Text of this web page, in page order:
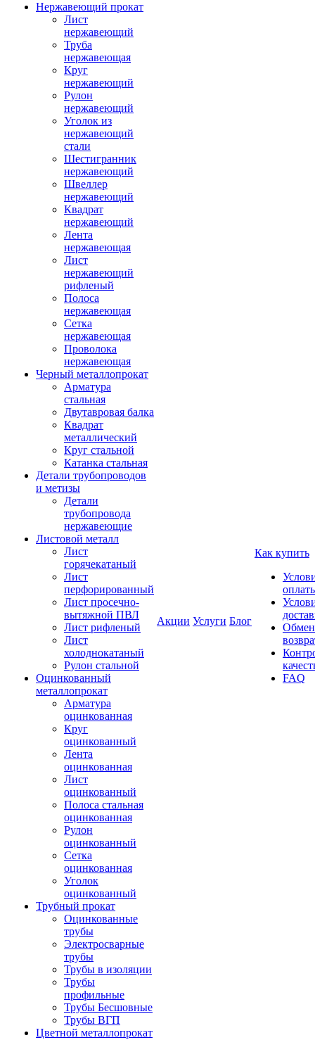
Нержавеющий прокат
Лист
нержавеющий
Труба
нержавеющая
Круг
нержавеющий
Рулон
нержавеющий
Уголок из
нержавеющий
стали
Шестигранник
нержавеющий
Швеллер
нержавеющий
Квадрат
нержавеющий
Лента
нержавеющая
Лист
нержавеющий
рифленый
Полоса
нержавеющая
Сетка
нержавеющая
Проволока
нержавеющая
Черный металлопрокат
Арматура
стальная
Двутавровая балка
Квадрат
металлический
Круг стальной
Катанка стальная
Детали трубопроводов
и метизы
Детали
трубопровода
нержавеющие
Листовой металл
Лист
горячекатаный
Лист
перфорированный
Лист просечно-
вытяжной ПВЛ
Лист рифленый
Лист
холоднокатаный
Рулон стальной
Оцинкованный
металлопрокат
Арматура
оцинкованная
Круг
оцинкованный
Лента
оцинкованная
Лист
оцинкованный
Полоса стальная
оцинкованная
Рулон
оцинкованный
Сетка
оцинкованная
Уголок
оцинкованный
Трубный прокат
Оцинкованные
трубы
Электросварные
трубы
Трубы в изоляции
Трубы
профильные
Трубы Бесшовные
Трубы ВГП
Цветной металлопрокат
Акции Услуги Блог
Как купить
FAQ